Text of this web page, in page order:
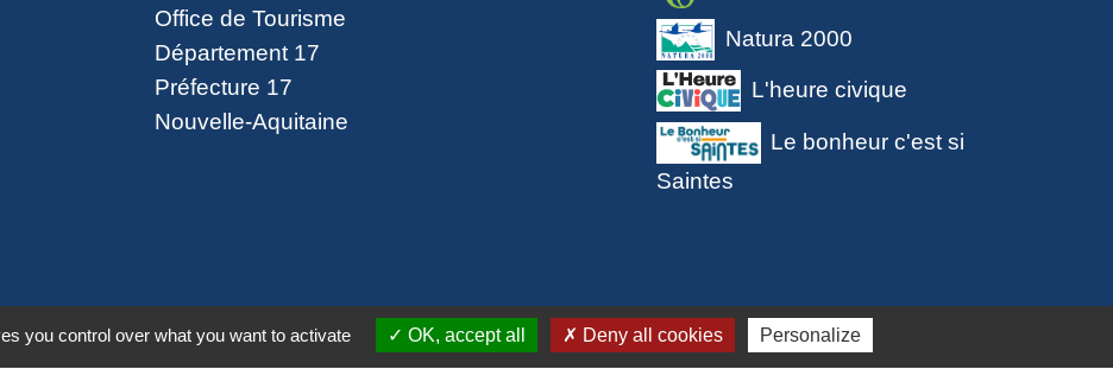
Office de Tourisme
Département 17
Préfecture 17
Nouvelle-Aquitaine
Natura 2000
L'heure civique
Le bonheur c'est si
Saintes
- Accessibilité - Plan du site - Gestion des cookies
you control over what you want to activate OK, accept all Deny all cookies Personalize